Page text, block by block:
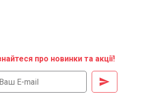
про новинки та акції!